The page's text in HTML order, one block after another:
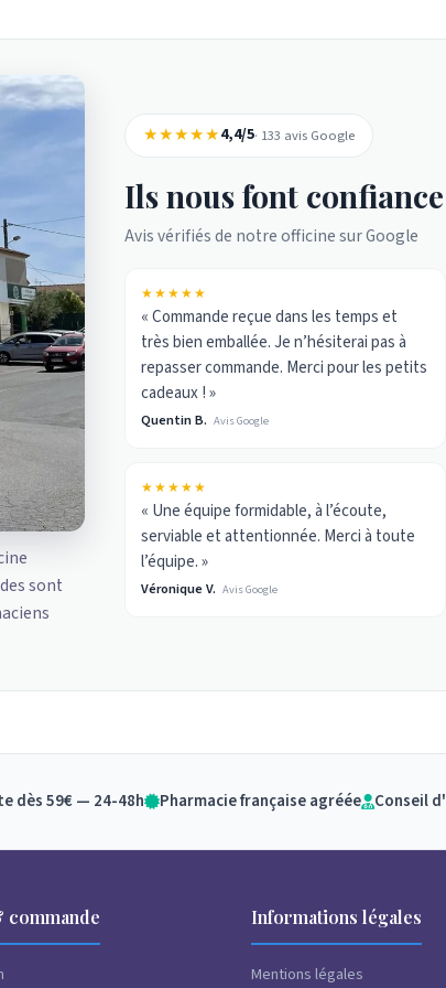
sont
★★★★★4,4/5· 133 avis Google
Ils nous font confiance
Avis vérifiés de notre officine sur Google
★★★★★
« Commande reçue dans les temps et
très bien emballée. Je n’hésiterai pas à
repasser commande. Merci pour les petits
cadeaux ! »
Quentin B. Avis Google
★★★★★
« Une équipe formidable, à l’écoute,
serviable et attentionnée. Merci à toute
l’équipe. »
Véronique V. Avis Google
dès 59€ — 24-48h Pharmacie française agréée Conseil
commande Informations légales
Mentions légales